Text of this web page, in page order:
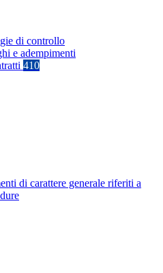
di controllo
e adempimenti
410
di carattere generale riferiti a